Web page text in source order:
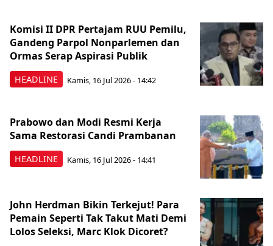
HEADLINE
Komisi II DPR Pertajam RUU Pemilu,
Gandeng Parpol Nonparlemen dan
Ormas Serap Aspirasi Publik
Kamis, 16 Jul 2026 - 14:42
HEADLINE
Prabowo dan Modi Resmi Kerja
Sama Restorasi Candi Prambanan
Kamis, 16 Jul 2026 - 14:41
John Herdman Bikin Terkejut! Para
Pemain Seperti Tak Takut Mati Demi
Lolos Seleksi, Marc Klok Dicoret?